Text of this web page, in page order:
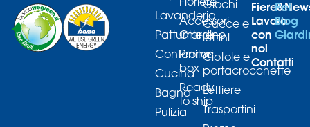
Lavanderia
Pattumiere
Contenitori
Cucina
Bagno
Pulizia
Accessori
Giardino
Promo
box
Ready
to ship
Giochi
Cucce e
lettini
Ciotole e
portacrocchette
Lettiere
Trasportini
Lavora
con
noi
Contatti
Pet
Blog